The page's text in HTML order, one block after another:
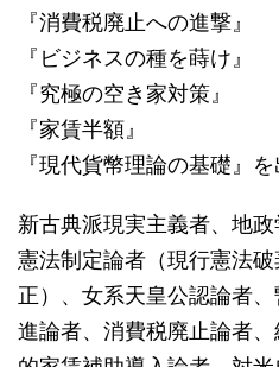
『消費税廃止への進撃』
『ビジネスの種を蒔け』
『究極の空き家対策』
『家賃半額』
『現代貨幣理論の基礎』を
新古典派現実主義者、地
憲法制定論者（現行憲法
正）、女系天皇公認論者
進論者、消費税廃止論者